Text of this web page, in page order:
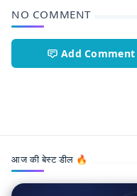
NO COMMENT
Add Comment
आज की बेस्ट डील 🔥